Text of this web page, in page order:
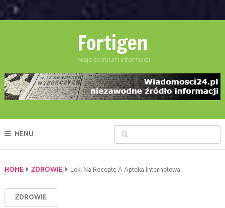
Fortigen
Twoje centrum informacji
MENU
HOME ZDROWIE Leki Na Receptę A Apteka Internetowa
ZDROWIE